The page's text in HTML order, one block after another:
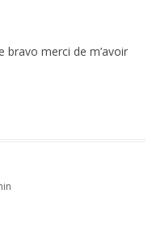
bravo merci de m’avoir